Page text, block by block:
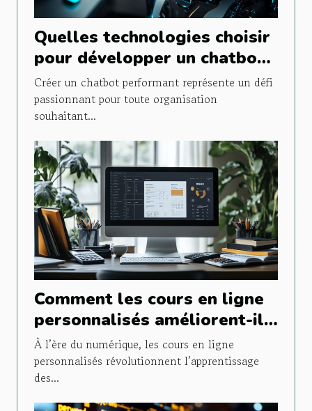
Quelles technologies choisir
pour développer un chatbot
efficace ?
Créer un chatbot performant représente un défi
passionnant pour toute organisation
souhaitant...
Comment les cours en ligne
personnalisés améliorent-ils
les performances en
mathématiques ?
À l’ère du numérique, les cours en ligne
personnalisés révolutionnent l’apprentissage
des...